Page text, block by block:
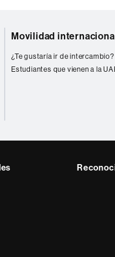
Movilidad
¿Te gustaría ir de intercambio?
Estudiantes que vienen a la